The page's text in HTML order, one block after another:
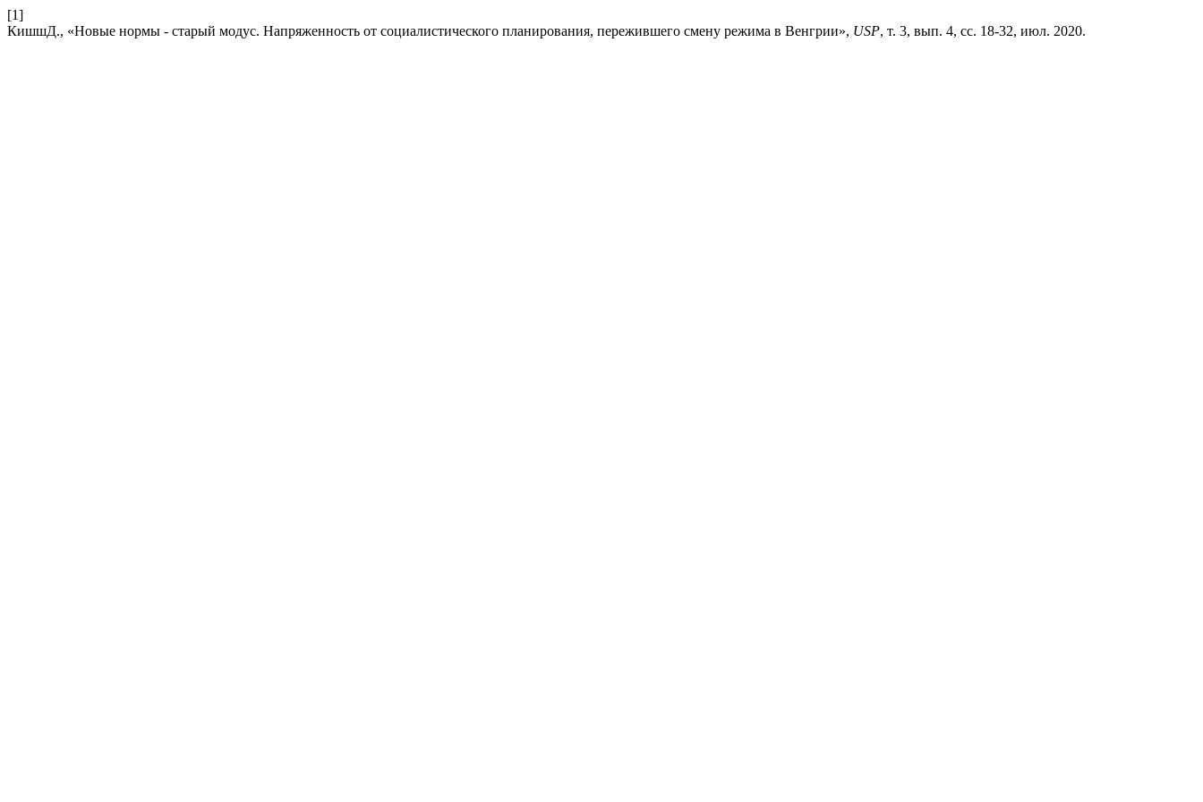
[1]
КишшД., «Новые нормы - старый модус. Напряженность от социалистического планирования, пережившего смену режима в Венгрии», USP, т. 3, вып. 4, сс. 18-32, июл. 2020.